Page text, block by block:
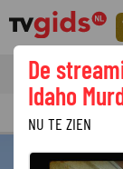
tvgids
De
Idaho
NU TE ZIEN